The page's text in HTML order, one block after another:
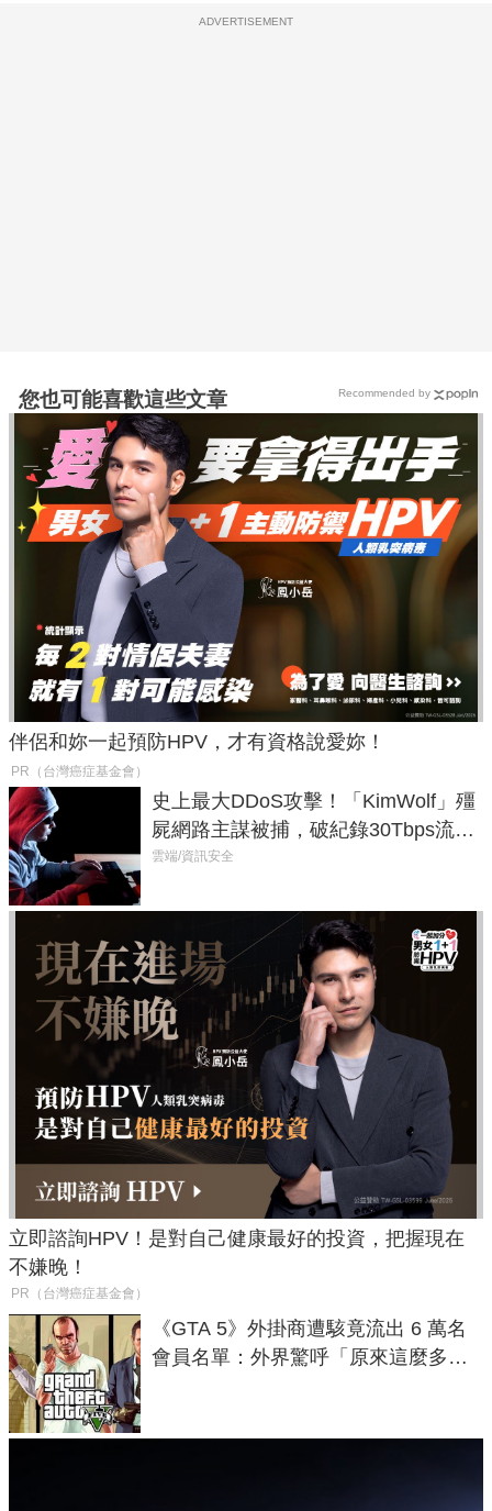
ADVERTISEMENT
您也可能喜歡這些文章
伴侶和妳一起預防HPV，才有資格說愛妳！
PR（台灣癌症基金會）
史上最大DDoS攻擊！「KimWolf」殭
屍網路主謀被捕，破紀錄30Tbps流量
癱瘓全球！
雲端/資訊安全
立即諮詢HPV！是對自己健康最好的投資，把握現在
不嫌晚！
PR（台灣癌症基金會）
《GTA 5》外掛商遭駭竟流出 6 萬名
會員名單：外界驚呼「原來這麼多人
Recommended by